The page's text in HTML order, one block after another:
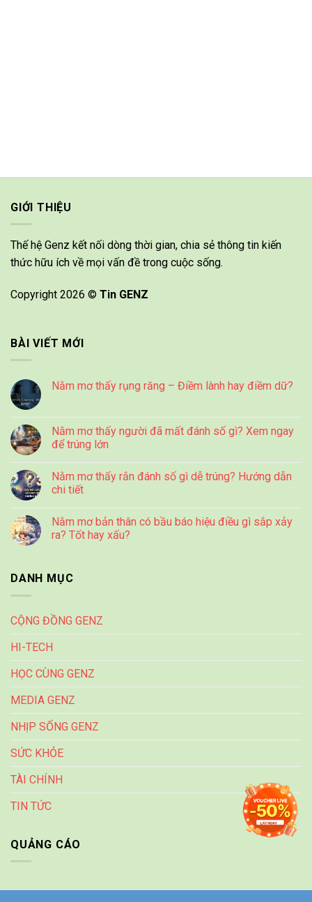
GIỚI THIỆU
Thế hệ Genz kết nối dòng thời gian, chia sẻ thông tin kiến
thức hữu ích về mọi vấn đề trong cuộc sống.
Copyright 2026 © Tin GENZ
BÀI VIẾT MỚI
Nằm mơ thấy rụng răng – Điềm lành hay điềm dữ?
Nằm mơ thấy người đã mất đánh số gì? Xem ngay
để trúng lớn
Nằm mơ thấy rắn đánh số gì dễ trúng? Hướng dẫn
chi tiết
Nằm mơ bản thân có bầu báo hiệu điều gì sắp xảy
ra? Tốt hay xấu?
DANH MỤC
CỘNG ĐỒNG GENZ
HI-TECH
HỌC CÙNG GENZ
MEDIA GENZ
NHỊP SỐNG GENZ
SỨC KHỎE
TÀI CHÍNH
TIN TỨC
QUẢNG CÁO